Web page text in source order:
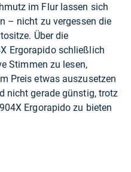
im Flur lassen sich
– nicht zu vergessen die
Über die
Ergorapido schließlich
Stimmen zu lesen,
Preis etwas auszusetzen
nicht gerade günstig, trotz
Ergorapido zu bieten